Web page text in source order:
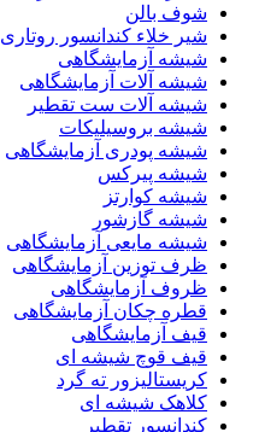
شوف بالن
شیر خلاء کندانسور روتاری
شیشه آزمایشگاهی
شیشه آلات آزمایشگاهی
شیشه آلات ست تقطیر
شیشه بروسیلیکات
شیشه پودری آزمایشگاهی
شیشه پیرکس
شیشه کوارتز
شیشه گازشور
شیشه مایعی آزمایشگاهی
ظرف توزین آزمایشگاهی
ظروف آزمایشگاهی
قطره چکان آزمایشگاهی
قیف آزمایشگاهی
قیف قوچ شیشه ای
کریستالیزور ته گرد
کلاهک شیشه ای
کندانسور تقطیر